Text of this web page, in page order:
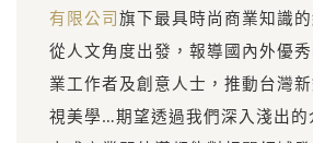
有限公司旗下最具時尚商業知識
從人文角度出發，報導國內外優
業工作者及創意人士，推動台灣
視美學…期望透過我們深入淺出的